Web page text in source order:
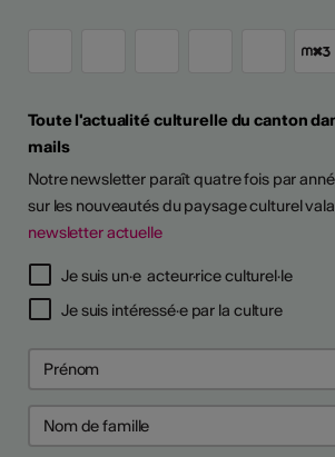
Toute l'actualité culturelle du canton
mails
Notre newsletter paraît quatre fois par
sur les nouveautés du paysage culturel
newsletter actuelle
Je suis un·e acteur·rice culturel·le
Je suis intéressé·e par la culture